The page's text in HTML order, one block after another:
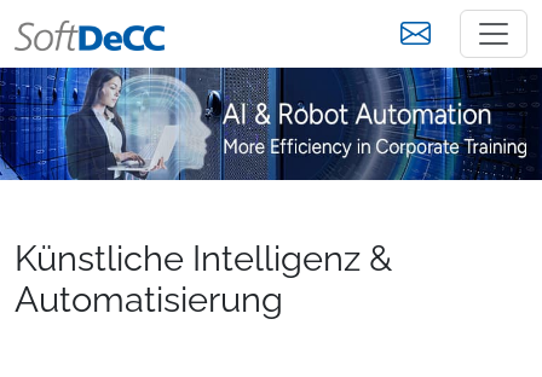
Künstliche Intelligenz &
Automatisierung